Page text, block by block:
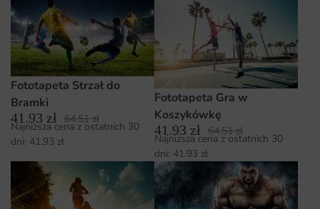
Fototapeta Strzał do
Bramki
41.93 zł 64.51zł
Najniższa cena z ostatnich 30
dni: 41.93 zł
Fototapeta Gra w
Koszykówkę
41.93 zł 64.51zł
Najniższa cena z ostatnich 30
dni: 41.93 zł